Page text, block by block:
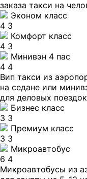
заказа такси на
Эконом класс
4 3
Комфорт класс
4 3
Минивэн 4 пас
4 4
Вип такси из
на седане или
для деловых
Бизнес класс
3 3
Премиум класс
3 3
Микроавтобус
6 4
Микроавтобусы из